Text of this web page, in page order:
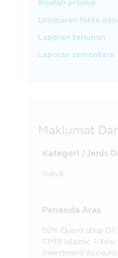
Risalah produk
Lembaran fakta
Laporan tahunan
Laporan sementara
Maklumat
Kategori / Jenis
Sukuk
Penanda Aras
60% Quant shop
CIMB Islamic 1-
Investment